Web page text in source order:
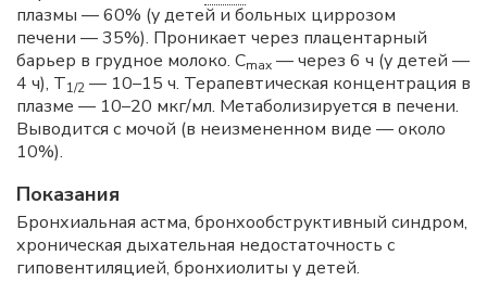
плазмы — 60% (у детей и больных циррозом
печени — 35%). Проникает через плацентарный
барьер в грудное молоко. Cmax — через 6 ч (у детей —
4 ч), T1/2 — 10–15 ч. Терапевтическая концентрация в
плазме — 10–20 мкг/мл. Метаболизируется в печени.
Выводится с мочой (в неизмененном виде — около
10%).
Показания
Бронхиальная астма, бронхообструктивный синдром,
хроническая дыхательная недостаточность с
гиповентиляцией, бронхиолиты у детей.